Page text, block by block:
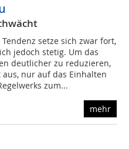
setze sich zwar fort,
jedoch stetig. Um das
deutlicher zu reduzieren,
nur auf das Einhalten
zum...
mehr